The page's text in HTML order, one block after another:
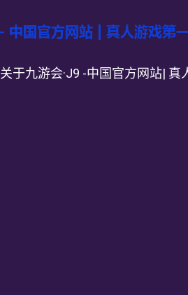
关于九游会·J9 -中国官方网站| 真